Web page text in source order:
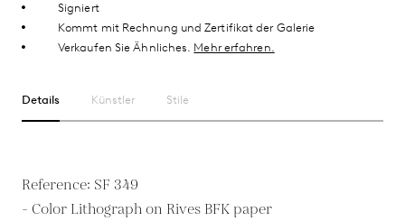
Signiert
Kommt mit Rechnung und Zertifikat der Galerie
Verkaufen Sie Ähnliches. Mehr erfahren.
Details Künstler Stile
Reference: SF 349
- Color Lithograph on Rives BFK paper